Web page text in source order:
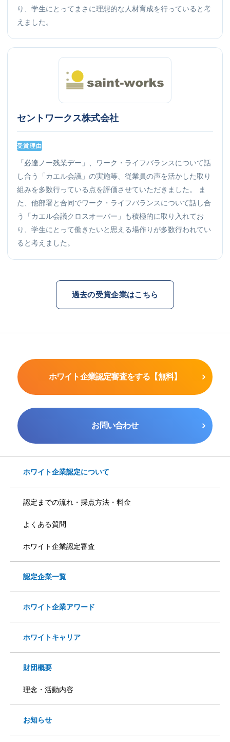
り、学生にとってまさに理想的な人材育成を行っていると考
えました。
セントワークス株式会社
受賞理由
「必達ノー残業デー」、ワーク・ライフバランスについて話
し合う「カエル会議」の実施等、従業員の声を活かした取り
組みを多数行っている点を評価させていただきました。 ま
た、他部署と合同でワーク・ライフバランスについて話し合
う「カエル会議クロスオーバー」も積極的に取り入れてお
り、学生にとって働きたいと思える場作りが多数行われてい
ると考えました。
過去の受賞企業はこちら
ホワイト企業認定審査をする【無料】
お問い合わせ
ホワイト企業認定について
認定までの流れ・採点方法・料金
よくある質問
ホワイト企業認定審査
認定企業一覧
ホワイト企業アワード
ホワイトキャリア
財団概要
理念・活動内容
お知らせ